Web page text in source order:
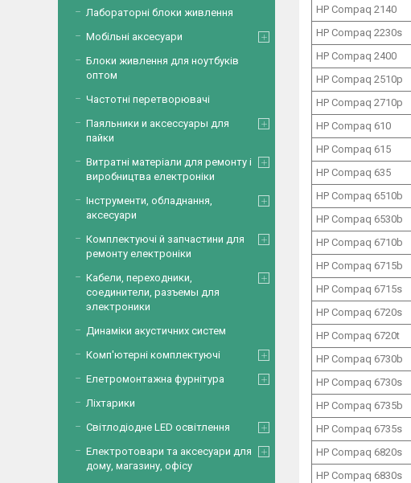
HP Compaq 2140
HP Compaq 2230s
HP Compaq 2400
HP Compaq 2510p
HP Compaq 2710p
HP Compaq 610
HP Compaq 615
HP Compaq 635
HP Compaq 6510b
HP Compaq 6530b
HP Compaq 6710b
HP Compaq 6715b
HP Compaq 6715s
HP Compaq 6720s
HP Compaq 6720t
HP Compaq 6730b
HP Compaq 6730s
HP Compaq 6735b
HP Compaq 6735s
HP Compaq 6820s
HP Compaq 6830s
Лабораторні блоки живлення
Мобільні аксесуари
Блоки живлення для ноутбуків
оптом
Частотні перетворювачі
Паяльники и аксессуары для
пайки
Витратні матеріали для ремонту і
виробництва електроніки
Інструменти, обладнання,
аксесуари
Комплектуючі й запчастини для
ремонту електроніки
Кабели, переходники,
соединители, разъемы для
электроники
Динаміки акустичних систем
Комп'ютерні комплектуючі
Елетромонтажна фурнітура
Ліхтарики
Світлодіодне LED освітлення
Електротовари та аксесуари для
дому, магазину, офісу